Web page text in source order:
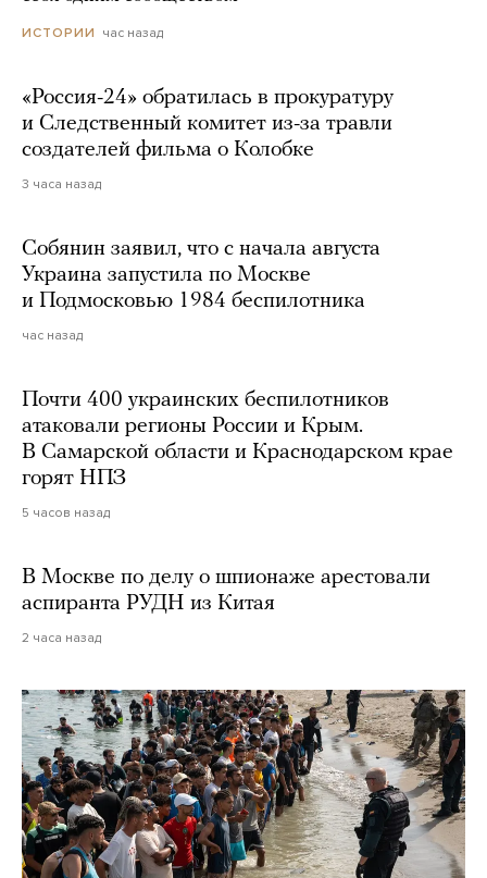
ИСТОРИИ час назад
«Россия-24» обратилась в прокуратуру
и Следственный комитет из-за травли
создателей фильма о Колобке
3 часа назад
Собянин заявил, что с начала августа
Украина запустила по Москве
и Подмосковью 1984 беспилотника
час назад
Почти 400 украинских беспилотников
атаковали регионы России и Крым.
В Самарской области и Краснодарском крае
горят НПЗ
5 часов назад
В Москве по делу о шпионаже арестовали
аспиранта РУДН из Китая
2 часа назад